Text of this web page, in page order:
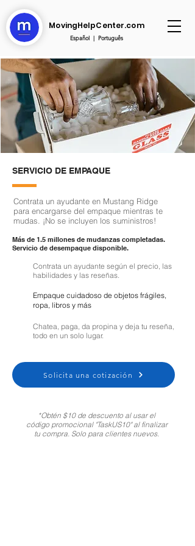
MovingHelpCenter.com
Español| Português
SERVICIO DE EMPAQUE
Contrata un ayudante en Mustang Ridge
para encargarse del empaque mientras te
mudas. ¡No se incluyen los suministros!
Más de 1.5 millones de mudanzas completadas.
Servicio de desempaque disponible.
Contrata un ayudante según el precio, las
habilidades y las reseñas.
Empaque cuidadoso de objetos frágiles,
ropa, libros y más
Chatea, paga, da propina y deja tu reseña,
todo en un solo lugar.
Solicita una cotización
*Obtén $10 de descuento al usar el
código promocional "TaskUS10" al finalizar
tu compra. Solo para clientes nuevos.